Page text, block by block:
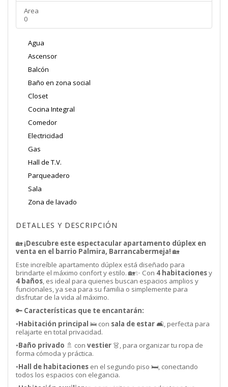
Area
0
Agua
Ascensor
Balcón
Baño en zona social
Closet
Cocina Integral
Comedor
Electricidad
Gas
Hall de T.V.
Parqueadero
Sala
Zona de lavado
DETALLES Y DESCRIPCIÓN
🏡¡Descubre este espectacular apartamento dúplex en
venta en el barrio Palmira, Barrancabermeja! 🏡
Este increíble apartamento dúplex está diseñado para
brindarte el máximo confort y estilo. 🏡✨ Con 4 habitacionesy
4 baños, es ideal para quienes buscan espacios amplios y
funcionales, ya sea para su familia o simplemente para
disfrutar de la vida al máximo.
🔑 Características que te encantarán:
•Habitación principal 🛌 con sala de estar 🛋️, perfecta para
relajarte en total privacidad.
•Baño privado 🚿 con vestier 👗, para organizar tu ropa de
forma cómoda y práctica.
•Hall de habitaciones en el segundo piso 🛏️, conectando
todos los espacios con elegancia.